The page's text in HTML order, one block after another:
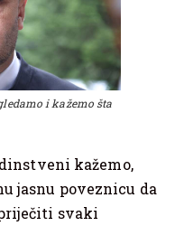
i kažemo šta
kažemo,
jasnu poveznicu da
svaki